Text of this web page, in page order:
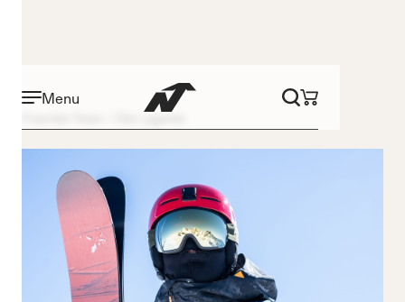
Menu
Elie Lagarde